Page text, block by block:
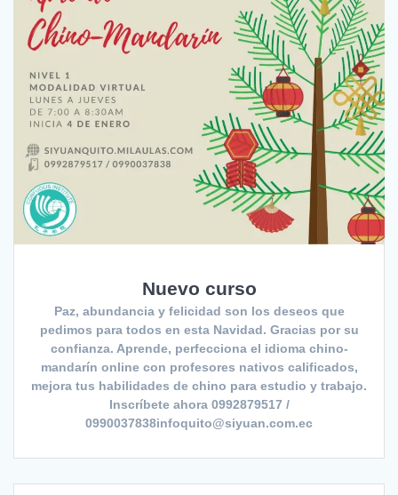
Nuevo curso
Paz, abundancia y felicidad son los deseos que
pedimos para todos en esta Navidad. Gracias por su
confianza. Aprende, perfecciona el idioma chino-
mandarín online con profesores nativos calificados,
mejora tus habilidades de chino para estudio y trabajo.
Inscríbete ahora 0992879517 /
0990037838infoquito@siyuan.com.ec